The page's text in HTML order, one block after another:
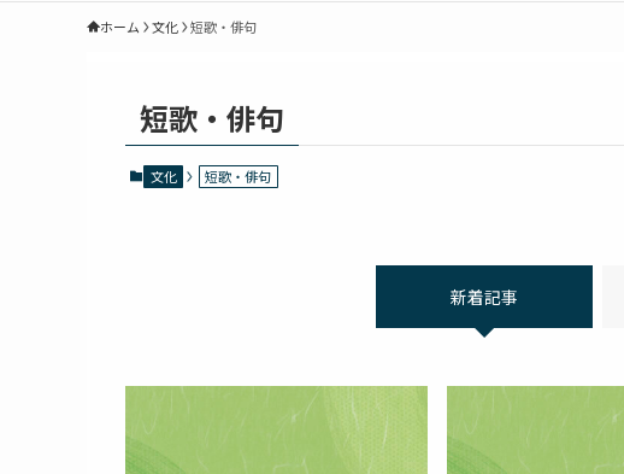
ホーム 文化 短歌・俳句
短歌・俳句
文化 短歌・俳句
新着記事